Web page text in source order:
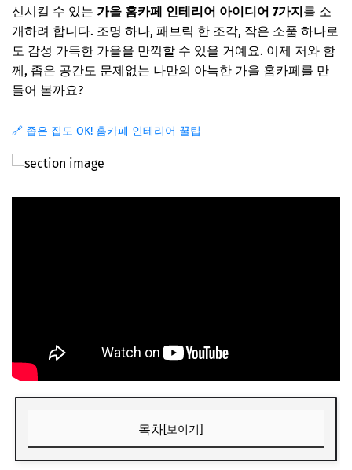
신시킬 수 있는 가을 홈카페 인테리어 아이디어 7가지를 소
개하려 합니다. 조명 하나, 패브릭 한 조각, 작은 소품 하나로
도 감성 가득한 가을을 만끽할 수 있을 거예요. 이제 저와 함
께, 좁은 공간도 문제없는 나만의 아늑한 가을 홈카페를 만
들어 볼까요?
🔗 좁은 집도 OK! 홈카페 인테리어 꿀팁
목차[보이기]